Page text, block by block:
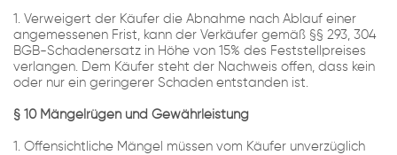
1. Verweigert der Käufer die Abnahme nach Ablauf einer
angemessenen Frist, kann der Verkäufer gemäß §§ 293, 304
BGB-Schadenersatz in Höhe von 15% des Feststellpreises
verlangen. Dem Käufer steht der Nachweis offen, dass kein
oder nur ein geringerer Schaden entstanden ist.
§ 10 Mängelrügen und Gewährleistung
1. Offensichtliche Mängel müssen vom Käufer unverzüglich